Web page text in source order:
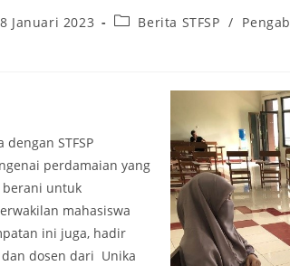
Januari 2023
PostBerita STFSP /
STFSP
perdamaian yang
berani untuk
mahasiswa
ini juga, hadir
dosen dari Unika